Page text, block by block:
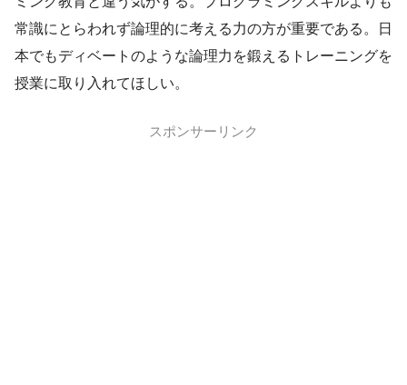
常識にとらわれず論理的に考える力の方が重要である。日
本でもディベートのような論理力を鍛えるトレーニングを
授業に取り入れてほしい。
スポンサーリンク